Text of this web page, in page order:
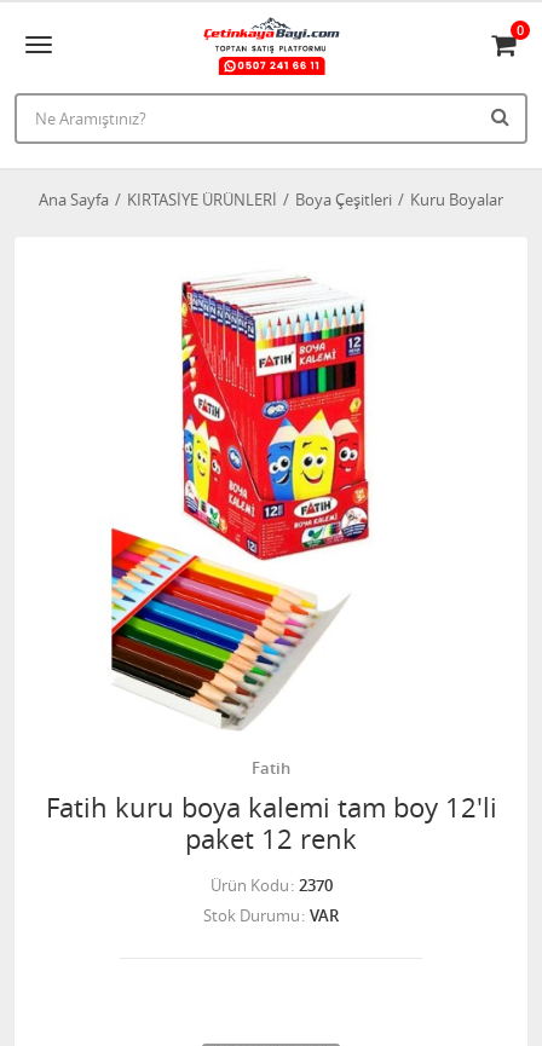
0
Ana Sayfa KIRTASİYE ÜRÜNLERİ Boya Çeşitleri Kuru Boyalar
Fatih
Fatih kuru boya kalemi tam boy 12'li
paket 12 renk
Ürün Kodu 2370
Stok Durumu VAR